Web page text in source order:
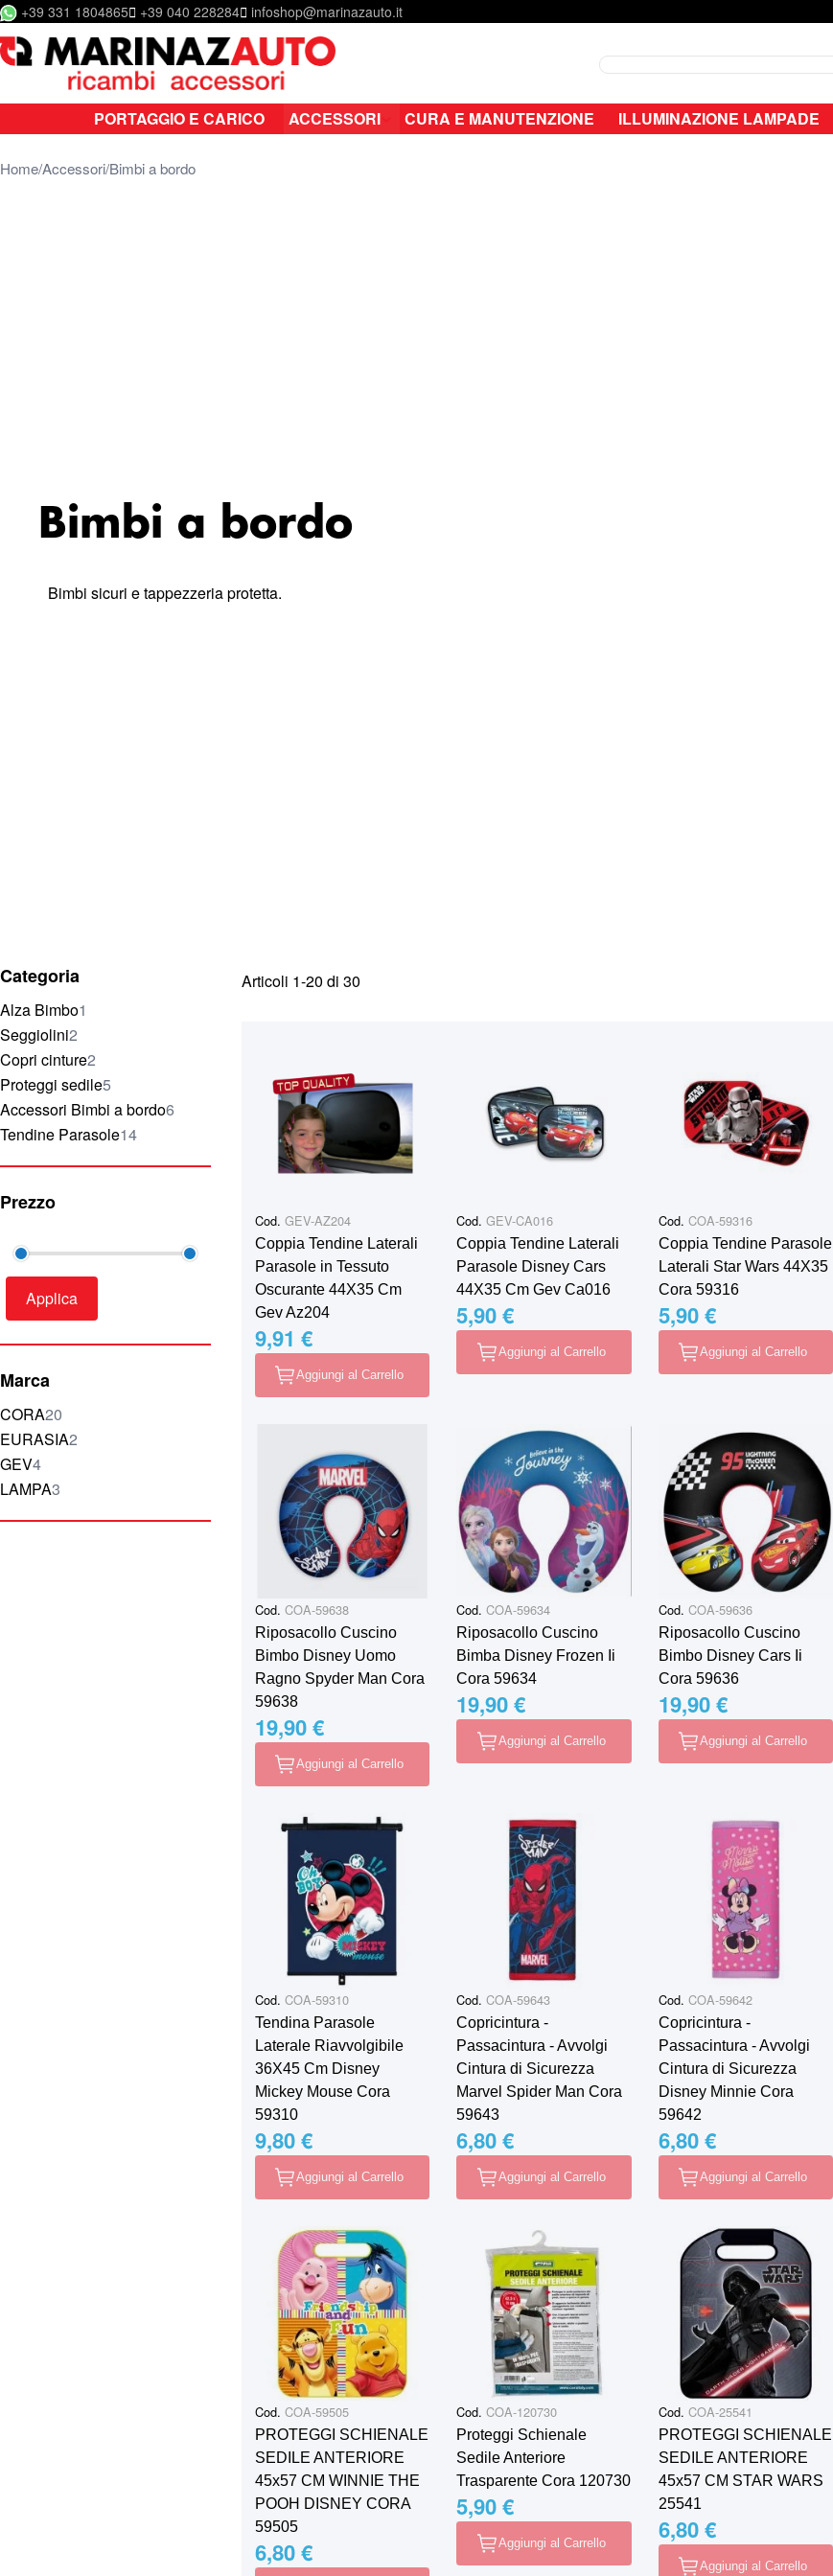
Salta al contenuto
+39 331 1804865 +39 040 228284 infoshop@marinazauto.it
Search
PORTAGGIO E CARICO ACCESSORI CURA E MANUTENZIONE ILLUMINAZIONE LAMPADE
HomeAccessori Bimbi a bordo
Bimbi a bordo
Bimbi sicuri e tappezzeria protetta.
Categoria
Alza Bimbo1
elemento
Seggiolini2
elementi
Copri cinture2
elementi
Proteggi sedile5
elementi
Accessori Bimbi a bordo6
elementi
Tendine Parasole14
elementi
Prezzo
Applica
Marca
CORA20
elementi
EURASIA2
elementi
GEV4
elementi
LAMPA3
elementi
Articoli 1-20 di 30
Cod. GEV-AZ204
Coppia Tendine Laterali
Parasole in Tessuto
Oscurante 44X35 Cm
Gev Az204
9,91 €
Aggiungi al Carrello
Cod. GEV-CA016
Coppia Tendine Laterali
Parasole Disney Cars
44X35 Cm Gev Ca016
5,90 €
Aggiungi al Carrello
Cod. COA-59316
Coppia Tendine Parasole
Laterali Star Wars 44X35
Cora 59316
5,90 €
Aggiungi al Carrello
Cod. COA-59638
Riposacollo Cuscino
Bimbo Disney Uomo
Ragno Spyder Man Cora
59638
19,90 €
Aggiungi al Carrello
Cod. COA-59634
Riposacollo Cuscino
Bimba Disney Frozen Ii
Cora 59634
19,90 €
Aggiungi al Carrello
Cod. COA-59636
Riposacollo Cuscino
Bimbo Disney Cars Ii
Cora 59636
19,90 €
Aggiungi al Carrello
Cod. COA-59310
Tendina Parasole
Laterale Riavvolgibile
36X45 Cm Disney
Mickey Mouse Cora
59310
9,80 €
Aggiungi al Carrello
Cod. COA-59643
Copricintura -
Passacintura - Avvolgi
Cintura di Sicurezza
Marvel Spider Man Cora
59643
6,80 €
Aggiungi al Carrello
Cod. COA-59642
Copricintura -
Passacintura - Avvolgi
Cintura di Sicurezza
Disney Minnie Cora
59642
6,80 €
Aggiungi al Carrello
Cod. COA-59505
PROTEGGI SCHIENALE
SEDILE ANTERIORE
45x57 CM WINNIE THE
POOH DISNEY CORA
59505
6,80 €
Cod. COA-120730
Proteggi Schienale
Sedile Anteriore
Trasparente Cora 120730
5,90 €
Aggiungi al Carrello
Cod. COA-25541
PROTEGGI SCHIENALE
SEDILE ANTERIORE
45x57 CM STAR WARS
25541
6,80 €
Aggiungi al Carrello